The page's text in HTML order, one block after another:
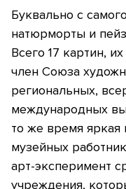
Буквально с
натюрморты и
Всего 17 картин,
член Союза
региональных,
международных
то же время яркая
музейных
арт-эксперимент
учреждения,